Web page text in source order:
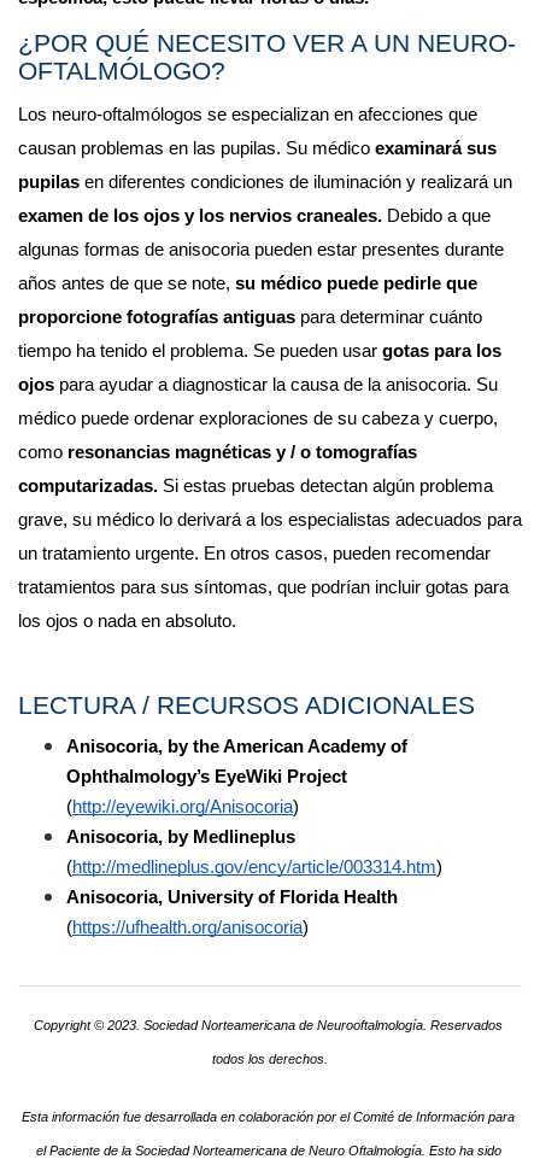
¿POR QUÉ NECESITO VER A UN NEURO-
OFTALMÓLOGO?
Los neuro-oftalmólogos se especializan en afecciones que
causan problemas en las pupilas. Su médico examinará sus
pupilas
examen de los ojos y los nervios craneales. Debido a que
algunas formas de anisocoria pueden estar presentes durante
años antes de que se note, su médico puede pedirle que
proporcione fotografías antiguas para determinar cuánto
tiempo ha tenido el problema. Se pueden usar gotas para los
ojos para ayudar a diagnosticar la causa de la anisocoria. Su
médico puede ordenar exploraciones de su cabeza y cuerpo,
como resonancias magnéticas y / o tomografías
computarizadas. Si estas pruebas detectan algún problema
grave, su médico lo derivará a los especialistas adecuados para
un tratamiento urgente. En otros casos, pueden recomendar
tratamientos para sus síntomas, que podrían incluir gotas para
los ojos o nada en absoluto.
LECTURA / RECURSOS ADICIONALES
Anisocoria, by the American Academy of
Ophthalmology’s EyeWiki Project
(http://eyewiki.org/Anisocoria)
Anisocoria, by Medlineplus
(http://medlineplus.gov/ency/article/003314.htm)
Anisocoria, University of Florida Health
(https://ufhealth.org/anisocoria)
Copyright © 2023. Sociedad Norteamericana de Neurooftalmología. Reservados
todos los derechos.
Esta información fue desarrollada en colaboración por el Comité de Información para
el Paciente de la Sociedad Norteamericana de Neuro Oftalmología. Esto ha sido